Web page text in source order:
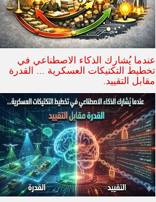
عندما يُشارك الذكاء الاصطناعي في
تخطيط التكتيكات العسكرية ... القدرة
مقابل التقييد.